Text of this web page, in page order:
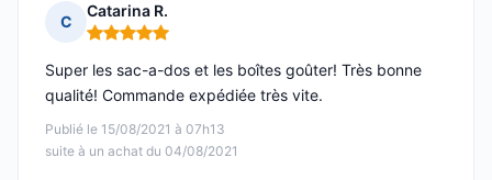
C
Catarina R.
Note : 5 sur 5
Publié le 15/08/2021 à 07h13
suite à un achat du 04/08/2021
Super les sac-a-dos et les boîtes goûter! Très bonne
qualité! Commande expédiée très vite.